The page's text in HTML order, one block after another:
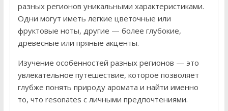
разных регионов уникальными характеристиками.
Одни могут иметь легкие цветочные или
фруктовые ноты, другие — более глубокие,
древесные или пряные акценты.
Изучение особенностей разных регионов — это
увлекательное путешествие, которое позволяет
глубже понять природу аромата и найти именно
то, что resonates с личными предпочтениями.